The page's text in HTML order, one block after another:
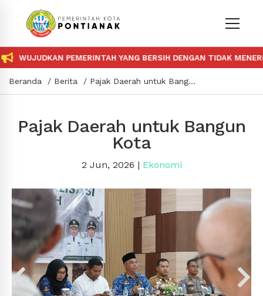
PEMERINTAH YANG BERSIH DENGAN TIDAK MENERIMA
Beranda Berita Pajak Daerah untuk Bangun Kota
Pajak Daerah untuk Bangun
Kota
2 Jun, 2026 | Ekonomi